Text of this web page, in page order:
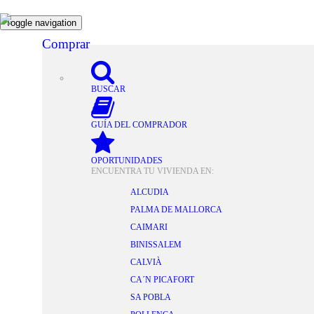
Toggle navigation
Comprar
BUSCAR
GUÍA DEL COMPRADOR
OPORTUNIDADES
ENCUENTRA TU VIVIENDA EN:
ALCUDIA
PALMA DE MALLORCA
CAIMARI
BINISSALEM
CALVIÀ
CA´N PICAFORT
SA POBLA
Solar Edificable en Bonaire,